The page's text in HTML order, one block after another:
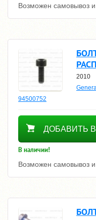
Возможен самовывоз и
2010
94500752
370
ДОБАВИТЬ
В наличии!
Возможен самовывоз и